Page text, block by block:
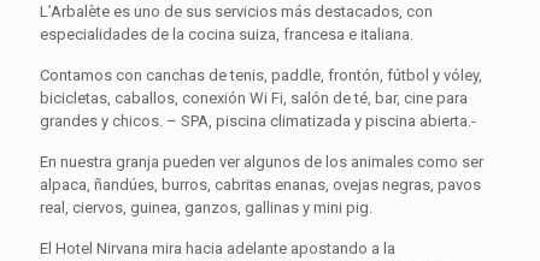
L’Arbalète es uno de sus servicios más destacados, con
especialidades de la cocina suiza, francesa e italiana.
Contamos con canchas de tenis, paddle, frontón, fútbol y vóley,
bicicletas, caballos, conexión Wi Fi, salón de té, bar, cine para
grandes y chicos. – SPA, piscina climatizada y piscina abierta.-
En nuestra granja pueden ver algunos de los animales como ser
alpaca, ñandúes, burros, cabritas enanas, ovejas negras, pavos
real, ciervos, guinea, ganzos, gallinas y mini pig.
El Hotel Nirvana mira hacia adelante apostando a la